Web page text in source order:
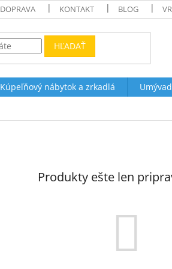
DOPRAVA KONTAKT BLOG
HĽADAŤ
Kúpeľňový nábytok a zrkadlá
Produkty ešte len